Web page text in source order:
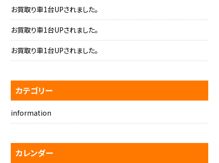
お買取り車1台UPされました。
お買取り車1台UPされました。
お買取り車1台UPされました。
カテゴリー
information
カレンダー